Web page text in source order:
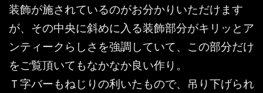
装飾が施されているのがお分かりいただけます
が、その中央に斜めに入る装飾部分がキリッとア
ンティークらしさを強調していて、この部分だけ
をご覧頂いてもなかなか良い作り。
Ｔ字バーもねじりの利いたもので、吊り下げられ